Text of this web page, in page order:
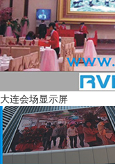
大连会场显示屏